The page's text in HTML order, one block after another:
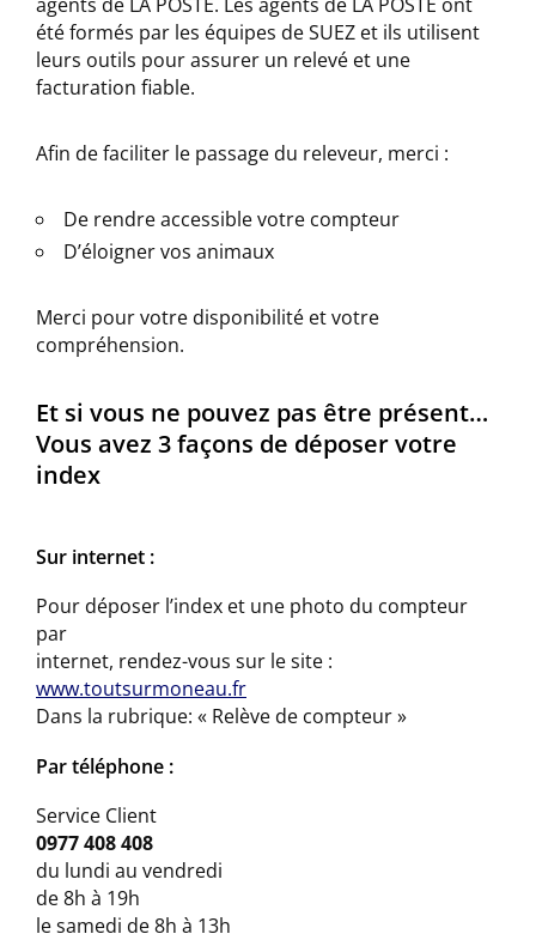
été formés par les équipes de SUEZ et ils utilisent
leurs outils pour assurer un relevé et une
facturation fiable.
Afin de faciliter le passage du releveur, merci :
De rendre accessible votre compteur
D’éloigner vos animaux
Merci pour votre disponibilité et votre
compréhension.
Et si vous ne pouvez pas être présent…
Vous avez 3 façons de déposer votre
index
Sur internet :
Pour déposer l’index et une photo du compteur
par
internet, rendez-vous sur le site :
www.toutsurmoneau.fr
Dans la rubrique: « Relève de compteur »
Par téléphone :
Service Client
0977 408 408
du lundi au vendredi
de 8h à 19h
le samedi de 8h à 13h